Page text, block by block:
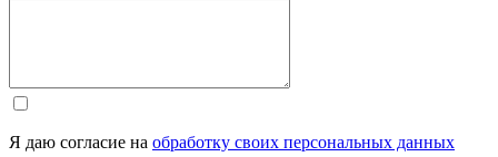
Я даю согласие на обработку своих персональных данных